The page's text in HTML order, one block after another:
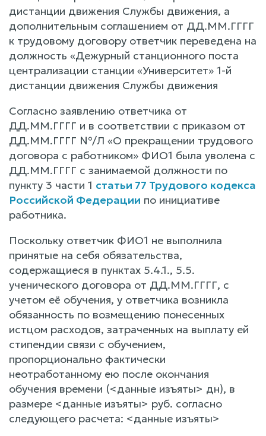
дистанции движения Службы движения, а
дополнительным соглашением от ДД.ММ.ГГГГ
к трудовому договору ответчик переведена на
должность «Дежурный станционного поста
централизации станции «Университет» 1-й
дистанции движения Службы движения
Согласно заявлению ответчика от
ДД.ММ.ГГГГ и в соответствии с приказом от
ДД.ММ.ГГГГ №/Л «О прекращении трудового
договора с работником» ФИО1 была уволена с
ДД.ММ.ГГГГ с занимаемой должности по
пункту 3 части 1 статьи 77 Трудового кодекса
Российской Федерации по инициативе
работника.
Поскольку ответчик ФИО1 не выполнила
принятые на себя обязательства,
содержащиеся в пунктах 5.4.1., 5.5.
ученического договора от ДД.ММ.ГГГГ, с
учетом её обучения, у ответчика возникла
обязанность по возмещению понесенных
истцом расходов, затраченных на выплату ей
стипендии связи с обучением,
пропорционально фактически
неотработанному ею после окончания
обучения времени (<данные изъяты> дн), в
размере <данные изъяты> руб. согласно
следующего расчета: <данные изъяты>